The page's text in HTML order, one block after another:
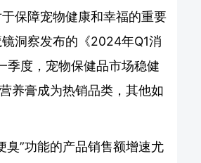
保障宠物健康和幸福的重要
洞察发布的《2024年Q1消
季度，宠物保健品市场稳健
养膏成为热销品类，其他如
臭”功能的产品销售额增速尤